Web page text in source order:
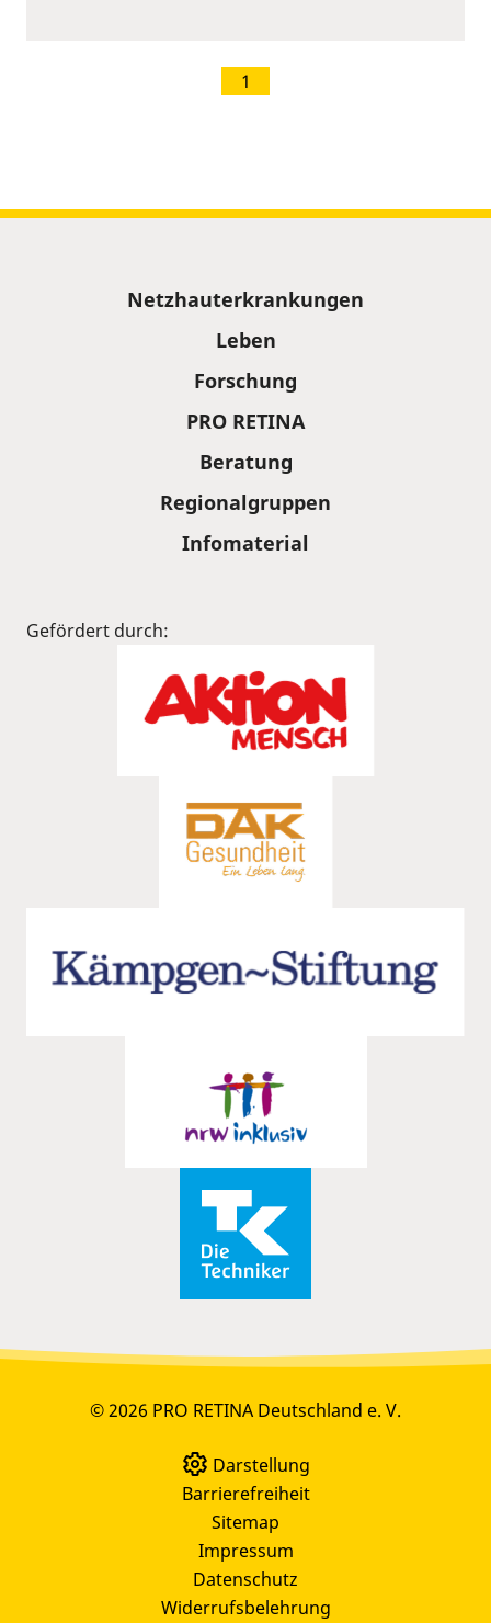
1
Netzhauterkrankungen
Leben
Forschung
PRO RETINA
Beratung
Regionalgruppen
Infomaterial
Gefördert durch:
© 2026 PRO RETINA Deutschland e. V.
Darstellung
Barrierefreiheit
Sitemap
Impressum
Datenschutz
Widerrufsbelehrung